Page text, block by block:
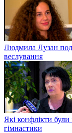
Людмила Лузан
веслування
Які конфлікти
гімнастики